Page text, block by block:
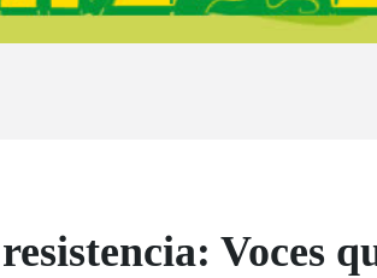
Voces